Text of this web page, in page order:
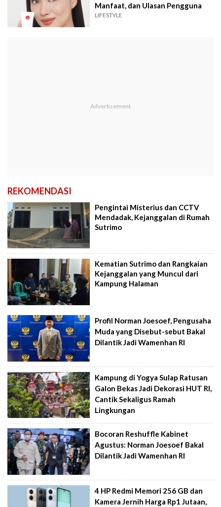
Manfaat, dan Ulasan Pengguna
LIFESTYLE
REKOMENDASI
Pengintai Misterius dan CCTV
Mendadak, Kejanggalan di Rumah
Sutrimo
Kematian Sutrimo dan Rangkaian
Kejanggalan yang Muncul dari
Kampung Halaman
Profil Norman Joesoef, Pengusaha
Muda yang Disebut-sebut Bakal
Dilantik Jadi Wamenhan RI
Kampung di Yogya Sulap Ratusan
Galon Bekas Jadi Dekorasi HUT RI,
Cantik Sekaligus Ramah
Lingkungan
Bocoran Reshuffle Kabinet
Agustus: Norman Joesoef Bakal
Dilantik Jadi Wamenhan RI
4 HP Redmi Memori 256 GB dan
Kamera Jernih Harga Rp1 Jutaan,